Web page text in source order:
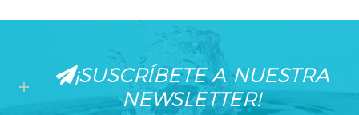
¡SUSCRÍBETE A NUESTRA
NEWSLETTER!